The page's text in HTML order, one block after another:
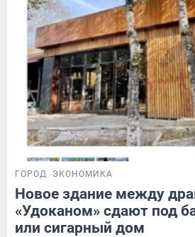
ГОРОД ЭКОНОМИКА
Новое здание между
«Удоканом» сдают под
или сигарный дом